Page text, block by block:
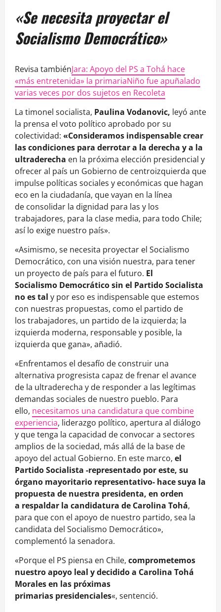
«Se necesita proyectar el
Socialismo Democrático»
Revisa tambiénJara: Apoyo del PS a Tohá hace
«más entretenida» la primariaNiño fue apuñalado
varias veces por dos sujetos en Recoleta
La timonel socialista, Paulina Vodanovic, leyó ante
la prensa el voto político aprobado por su
colectividad: «Consideramos indispensable crear
las condiciones para derrotar a la derecha y a la
ultraderecha en la próxima elección presidencial y
ofrecer al país un Gobierno de centroizquierda que
impulse políticas sociales y económicas que hagan
eco en la ciudadanía, que vayan en la línea
de consolidar la dignidad para las y los
trabajadores, para la clase media, para todo Chile;
así lo exige nuestro país».
«Asimismo, se necesita proyectar el Socialismo
Democrático, con una visión nuestra, para tener
un proyecto de país para el futuro. El
Socialismo Democrático sin el Partido Socialista
no es tal y por eso es indispensable que estemos
con nuestras propuestas, como el partido de
los trabajadores, un partido de la izquierda; la
izquierda moderna, responsable y posible, la
izquierda que gana», añadió.
«Enfrentamos el desafío de construir una
alternativa progresista capaz de frenar el avance
de la ultraderecha y de responder a las legítimas
demandas sociales de nuestro pueblo. Para
ello, necesitamos una candidatura que combine
experiencia, liderazgo político, apertura al diálogo
y que tenga la capacidad de convocar a sectores
amplios de la sociedad, más allá de la base de
apoyo del actual Gobierno. En este marco, el
Partido Socialista -representado por este, su
órgano mayoritario representativo- hace suya la
propuesta de nuestra presidenta, en orden
a respaldar la candidatura de Carolina Tohá,
para que con el apoyo de nuestro partido, sea la
candidata del Socialismo Democrático»,
complementó la senadora.
«Porque el PS piensa en Chile, comprometemos
nuestro apoyo leal y decidido a Carolina Tohá
Morales en las próximas
primarias presidenciales«, sentenció.